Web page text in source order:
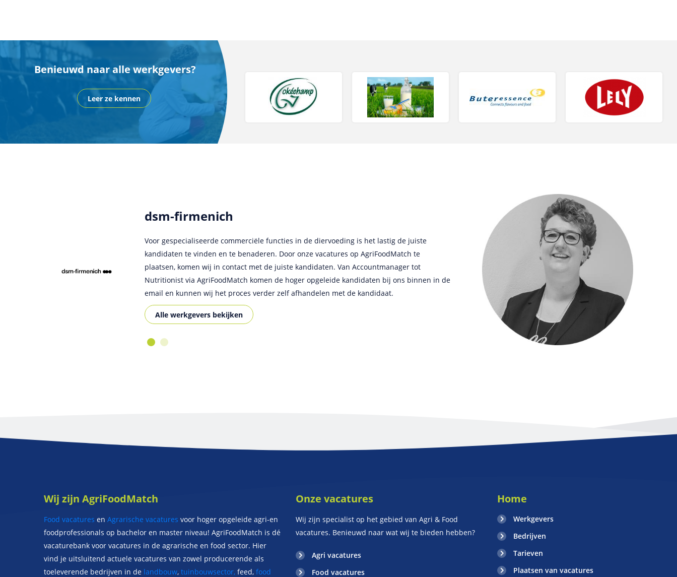
Benieuwd naar alle werkgevers?
Leer ze kennen
dsm-firmenich
Voor gespecialiseerde commerciële functies in de diervoeding is het lastig de juiste
kandidaten te vinden en te benaderen. Door onze vacatures op AgriFoodMatch te
plaatsen, komen wij in contact met de juiste kandidaten. Van Accountmanager tot
Nutritionist via AgriFoodMatch komen de hoger opgeleide kandidaten bij ons binnen in de
email en kunnen wij het proces verder zelf afhandelen met de kandidaat.
Alle werkgevers bekijken
Ceres
Wij maken al enige tijd gebruik van deze website voor het plaatsen van onze vacatures in
Nederland en België. We ontvangen erg veel kwalitatief goede kandidaten via deze
website. AgriFoodMatch is een overzichtelijk en gebruiksvriendelijke site waarmee we een
breed netwerk van hoogopgeleide kandidaten in de Food en Agri sector kunnen bereiken!
Alle werkgevers bekijken
Wij zijn AgriFoodMatch
Food vacatures en Agrarische vacatures voor hoger opgeleide agri-en
foodprofessionals op bachelor en master niveau! AgriFoodMatch is dé
vacaturebank voor vacatures in de agrarische en food sector. Hier
vind je uitsluitend actuele vacatures van zowel producerende als
toeleverende bedrijven in de landbouw, tuinbouwsector, feed, food
Onze vacatures
Wij zijn specialist op het gebied van Agri & Food
vacatures. Benieuwd naar wat wij te bieden hebben?
Agri vacatures
Food vacatures
Home
Werkgevers
Bedrijven
Tarieven
Plaatsen van vacatures